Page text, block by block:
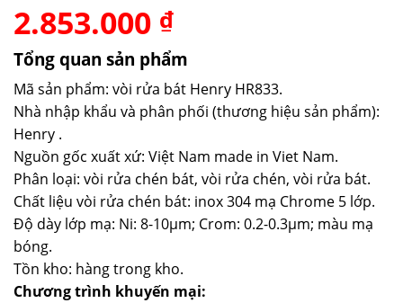
Giá
gốc
là:
3.100.000 ₫.
2.853.000 ₫Giá
tại
là:
2.853.000 ₫.
Tổng quan sản phẩm
Mã sản phẩm: vòi rửa bát Henry HR833.
Nhà nhập khẩu và phân phối (thương hiệu sản phẩm):
Henry .
Nguồn gốc xuất xứ: Việt Nam made in Viet Nam.
Phân loại: vòi rửa chén bát, vòi rửa chén, vòi rửa bát.
Chất liệu vòi rửa chén bát: inox 304 mạ Chrome 5 lớp.
Độ dày lớp mạ: Ni: 8-10µm; Crom: 0.2-0.3µm; màu mạ
bóng.
Tồn kho: hàng trong kho.
Chương trình khuyến mại: